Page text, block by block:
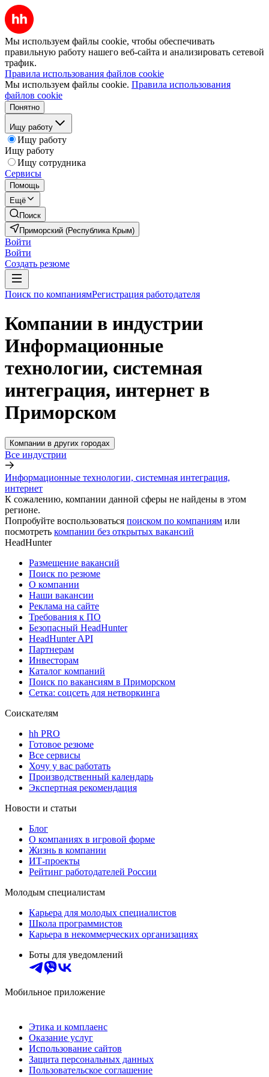
Мы используем файлы cookie, чтобы обеспечивать
правильную работу нашего веб-сайта и анализировать сетевой
трафик.
Правила использования файлов cookie
Мы используем файлы cookie. Правила использования
файлов cookie
Понятно
Ищу работу
Ищу работу
Ищу работу
Ищу сотрудника
Сервисы
Помощь
Ещё
Поиск
Приморский (Республика Крым)
Войти
Войти
Создать резюме
Поиск по компаниямРегистрация работодателя
Компании в индустрии
Информационные
технологии, системная
интеграция, интернет в
Приморском
Компании в других городах
Все индустрии
Информационные технологии, системная интеграция,
интернет
К сожалению, компании данной сферы не найдены в этом
регионе.
Попробуйте воспользоваться поиском по компаниям или
посмотреть компании без открытых вакансий
HeadHunter
Размещение вакансий
Поиск по резюме
О компании
Наши вакансии
Реклама на сайте
Требования к ПО
Безопасный HeadHunter
HeadHunter API
Партнерам
Инвесторам
Каталог компаний
Поиск по вакансиям в Приморском
Сетка: соцсеть для нетворкинга
Соискателям
hh PRO
Готовое резюме
Все сервисы
Хочу у вас работать
Производственный календарь
Экспертная рекомендация
Новости и статьи
Блог
О компаниях в игровой форме
Жизнь в компании
ИТ-проекты
Рейтинг работодателей России
Молодым специалистам
Карьера для молодых специалистов
Школа программистов
Карьера в некоммерческих организациях
Боты для уведомлений
Мобильное приложение
Этика и комплаенс
Оказание услуг
Использование сайтов
Защита персональных данных
Пользовательское соглашение